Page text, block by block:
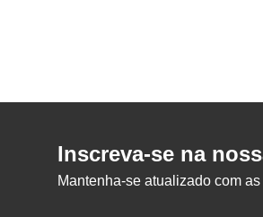
Inscreva-se na
Mantenha-se atualizado com